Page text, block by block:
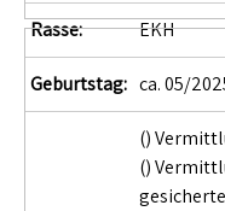
Rasse: EKH
Geburtstag: ca. 05/
()
()